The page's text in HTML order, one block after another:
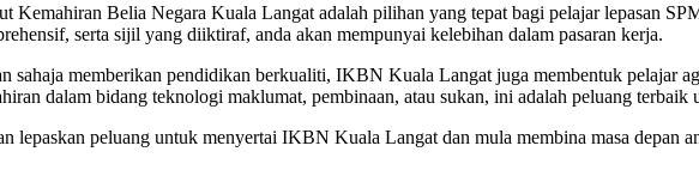
Kemahiran Belia Negara Kuala Langat adalah pilihan yang tepat bagi pelajar lepasan
serta sijil yang diiktiraf, anda akan mempunyai kelebihan dalam pasaran kerja.
sahaja memberikan pendidikan berkualiti, IKBN Kuala Langat juga membentuk pelajar
dalam bidang teknologi maklumat, pembinaan, atau sukan, ini adalah peluang terbaik
lepaskan peluang untuk menyertai IKBN Kuala Langat dan mula membina masa depan